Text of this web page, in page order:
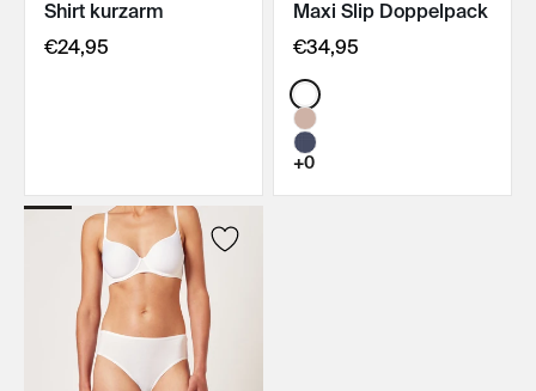
IN DEN WARENKORB
Shirt kurzarm
€24,95
IN DEN WARENKORB
Maxi Slip Doppelpack
€34,95
Color:
+0